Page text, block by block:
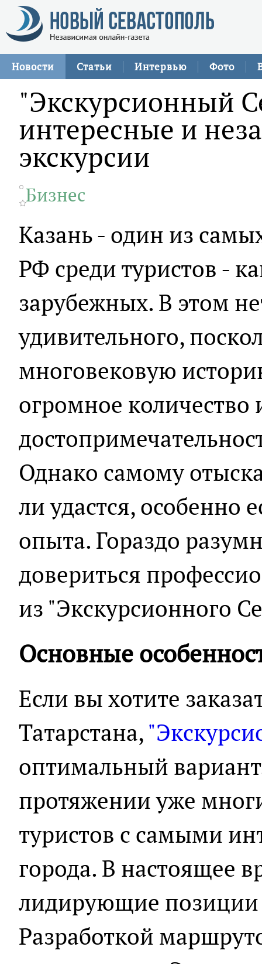
Новости Статьи Интервью Фото
"Экскурсионный
интересные и
экскурсии
Бизнес
Казань - один из
РФ среди туристов -
зарубежных. В этом
удивительного,
многовековую
огромное количество
Однако самому
ли удастся, особенно
опыта. Гораздо
довериться
из "Экскурсионного
Основные
Если вы хотите
Татарстана,
оптимальный
протяжении уже
туристов с самыми
города. В настоящее
лидирующие позиции
Разработкой